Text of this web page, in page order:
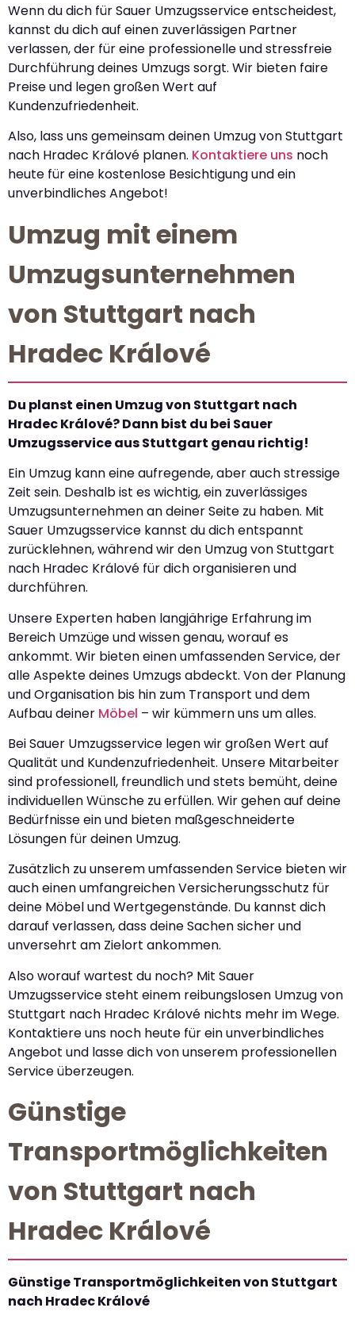
Wenn du dich für Sauer Umzugsservice entscheidest,
kannst du dich auf einen zuverlässigen Partner
verlassen, der für eine professionelle und stressfreie
Durchführung deines Umzugs sorgt. Wir bieten faire
Preise und legen großen Wert auf
Kundenzufriedenheit.
Also, lass uns gemeinsam deinen Umzug von Stuttgart
nach Hradec Králové planen. Kontaktiere uns noch
heute für eine kostenlose Besichtigung und ein
unverbindliches Angebot!
Umzug mit einem
Umzugsunternehmen
von Stuttgart nach
Hradec Králové
Du planst einen Umzug von Stuttgart nach
Hradec Králové? Dann bist du bei Sauer
Umzugsservice aus Stuttgart genau richtig!
Ein Umzug kann eine aufregende, aber auch stressige
Zeit sein. Deshalb ist es wichtig, ein zuverlässiges
Umzugsunternehmen an deiner Seite zu haben. Mit
Sauer Umzugsservice kannst du dich entspannt
zurücklehnen, während wir den Umzug von Stuttgart
nach Hradec Králové für dich organisieren und
durchführen.
Unsere Experten haben langjährige Erfahrung im
Bereich Umzüge und wissen genau, worauf es
ankommt. Wir bieten einen umfassenden Service, der
alle Aspekte deines Umzugs abdeckt. Von der Planung
und Organisation bis hin zum Transport und dem
Aufbau deiner Möbel – wir kümmern uns um alles.
Bei Sauer Umzugsservice legen wir großen Wert auf
Qualität und Kundenzufriedenheit. Unsere Mitarbeiter
sind professionell, freundlich und stets bemüht, deine
individuellen Wünsche zu erfüllen. Wir gehen auf deine
Bedürfnisse ein und bieten maßgeschneiderte
Lösungen für deinen Umzug.
Zusätzlich zu unserem umfassenden Service bieten wir
auch einen umfangreichen Versicherungsschutz für
deine Möbel und Wertgegenstände. Du kannst dich
darauf verlassen, dass deine Sachen sicher und
unversehrt am Zielort ankommen.
Also worauf wartest du noch? Mit Sauer
Umzugsservice steht einem reibungslosen Umzug von
Stuttgart nach Hradec Králové nichts mehr im Wege.
Kontaktiere uns noch heute für ein unverbindliches
Angebot und lasse dich von unserem professionellen
Service überzeugen.
Günstige
Transportmöglichkeiten
von Stuttgart nach
Hradec Králové
Günstige Transportmöglichkeiten von Stuttgart
nach Hradec Králové